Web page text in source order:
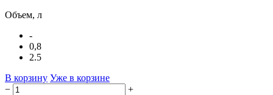
Объем, л
-
0,8
2.5
В корзину Уже в корзине
−
+